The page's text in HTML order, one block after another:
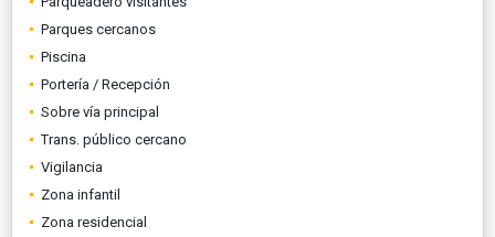
Parques cercanos
Piscina
Portería / Recepción
Sobre vía principal
Trans. público cercano
Vigilancia
Zona infantil
Zona residencial